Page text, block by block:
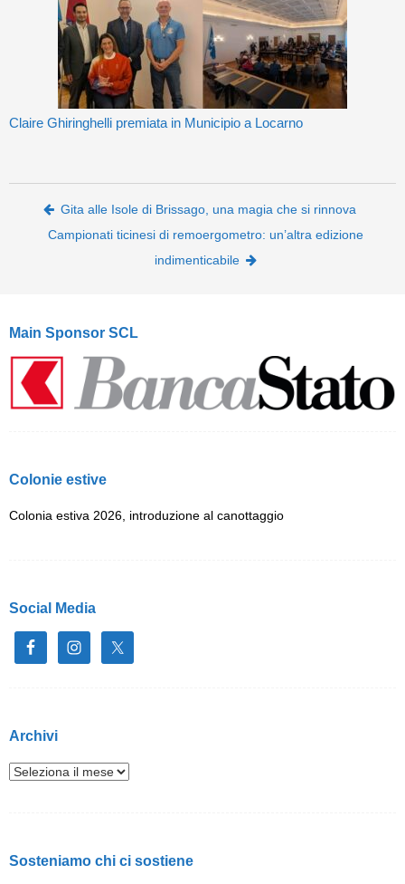
Claire Ghiringhelli premiata in Municipio a Locarno
Post navigation
Gita alle Isole di Brissago, una magia che si rinnova
Campionati ticinesi di remoergometro: un’altra edizione
indimenticabile
Main Sponsor SCL
Colonie estive
Colonia estiva 2026, introduzione al canottaggio
Social Media
Archivi
Sosteniamo chi ci sostiene